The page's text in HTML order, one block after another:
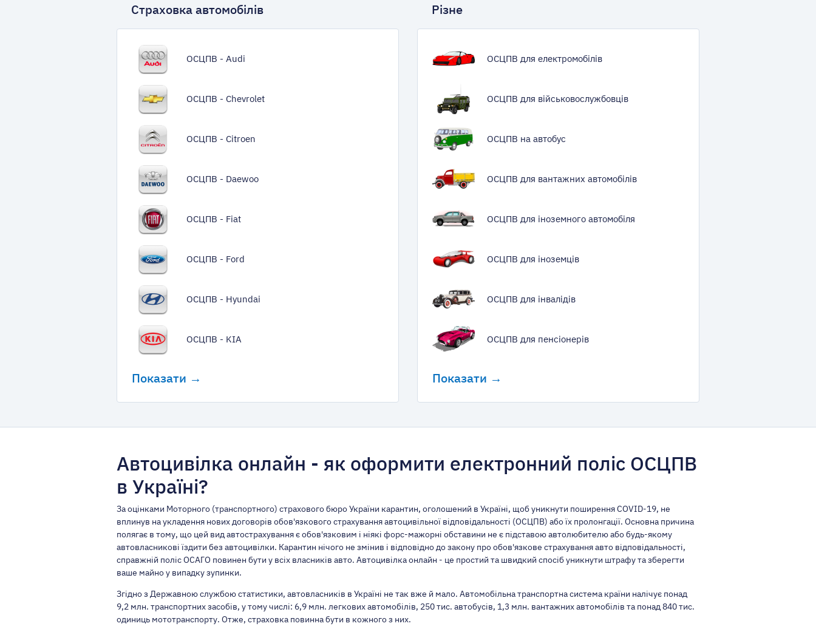
Страховка автомобілів Різне
ОСЦПВ - Audi
ОСЦПВ - Chevrolet
ОСЦПВ - Citroen
ОСЦПВ - Daewoo
ОСЦПВ - Fiat
ОСЦПВ - Ford
ОСЦПВ - Hyundai
ОСЦПВ - KIA
Показати →
ОСЦПВ для електромобілів
ОСЦПВ для військовослужбовців
ОСЦПВ на автобус
ОСЦПВ для вантажних автомобілів
ОСЦПВ для іноземного автомобіля
ОСЦПВ для іноземців
ОСЦПВ для інвалідів
ОСЦПВ для пенсіонерів
Показати →
Автоцивілка онлайн - як оформити електронний поліс ОСЦПВ
в Україні?
За оцінками Моторного (транспортного) страхового бюро України карантин, оголошений в Україні, щоб уникнути поширення COVID-19, не
вплинув на укладення нових договорів обов'язкового страхування автоцивільної відповідальності (ОСЦПВ) або їх пролонгації. Основна причина
полягає в тому, що цей вид автострахування є обов'язковим і ніякі форс-мажорні обставини не є підставою автолюбителю або будь-якому
автовласникові їздити без автоцивілки. Карантин нічого не змінив і відповідно до закону про обов'язкове страхування авто відповідальності,
справжній поліс ОСАГО повинен бути у всіх власників авто. Автоцивілка онлайн - це простий та швидкий спосіб уникнути штрафу та зберегти
ваше майно у випадку зупинки.
Згідно з Державною службою статистики, автовласників в Україні не так вже й мало. Автомобільна транспортна система країни налічує понад
9,2 млн. транспортних засобів, у тому числі: 6,9 млн. легкових автомобілів, 250 тис. автобусів, 1,3 млн. вантажних автомобілів та понад 840 тис.
одиниць мототранспорту. Отже, страховка повинна бути в кожного з них.